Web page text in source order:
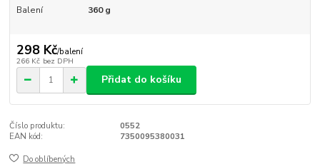
Balení
360 g
298 Kč/balení
266 Kč bez DPH
Přidat do košíku
Číslo produktu:
0552
EAN kód:
7350095380031
Do oblíbených